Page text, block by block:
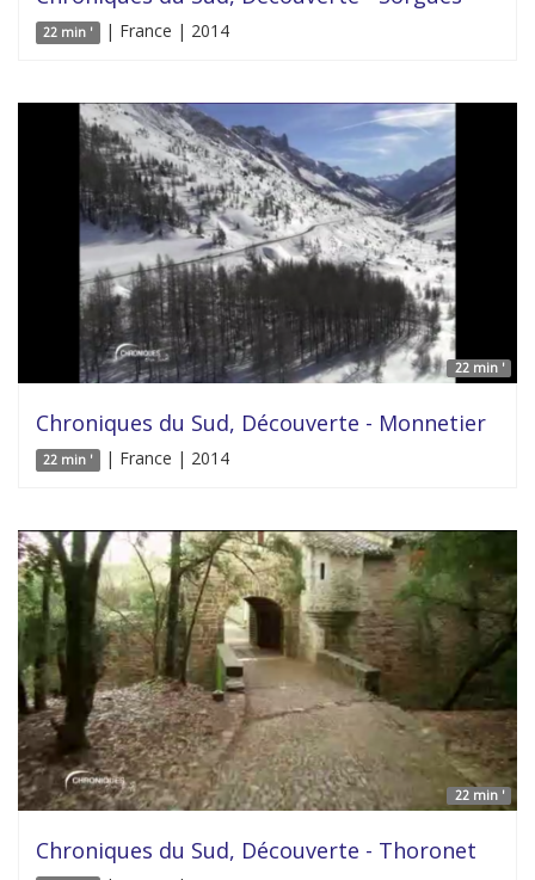
22 min ' | France | 2014
22 min '
Chroniques du Sud, Découverte - Monnetier
22 min ' | France | 2014
22 min '
Chroniques du Sud, Découverte - Thoronet